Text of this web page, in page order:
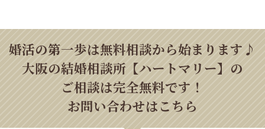
婚活の第一歩は無料相談から始まります♪
大阪の結婚相談所【ハートマリー】の
ご相談は完全無料です！
お問い合わせはこちら